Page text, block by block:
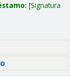
Signatura